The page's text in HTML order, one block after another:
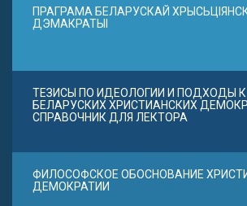
ПРАГРАМА БЕЛАРУСКАЙ
ДЭМАКРАТЫІ
ТЕЗИСЫ ПО ИДЕОЛОГИИ И ПОДХОДЫ
БЕЛАРУСКИХ ХРИСТИАНСКИХ
СПРАВОЧНИК ДЛЯ ЛЕКТОРА
ФИЛОСОФСКОЕ ОБОСНОВАНИЕ
ДЕМОКРАТИИ